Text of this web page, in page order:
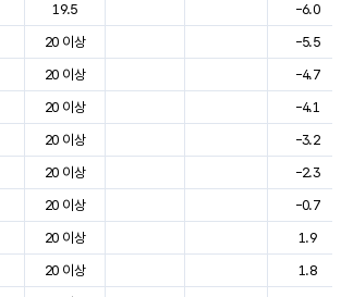
19.5
-6.0
20 이상
-5.5
20 이상
-4.7
20 이상
-4.1
20 이상
-3.2
20 이상
-2.3
20 이상
-0.7
20 이상
1.9
20 이상
1.8